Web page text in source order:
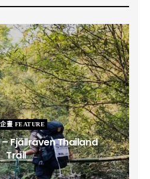
畫 FEATURE
– Fjällräven Thailand
Trail